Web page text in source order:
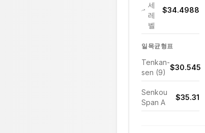
세
레
벨
$34.4988
일목균형표
Tenkan-
sen (9)
$30.545
Senkou
Span A
$35.31